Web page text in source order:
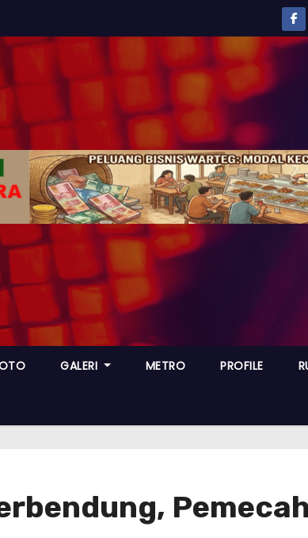
GALERI METRO PROFILE